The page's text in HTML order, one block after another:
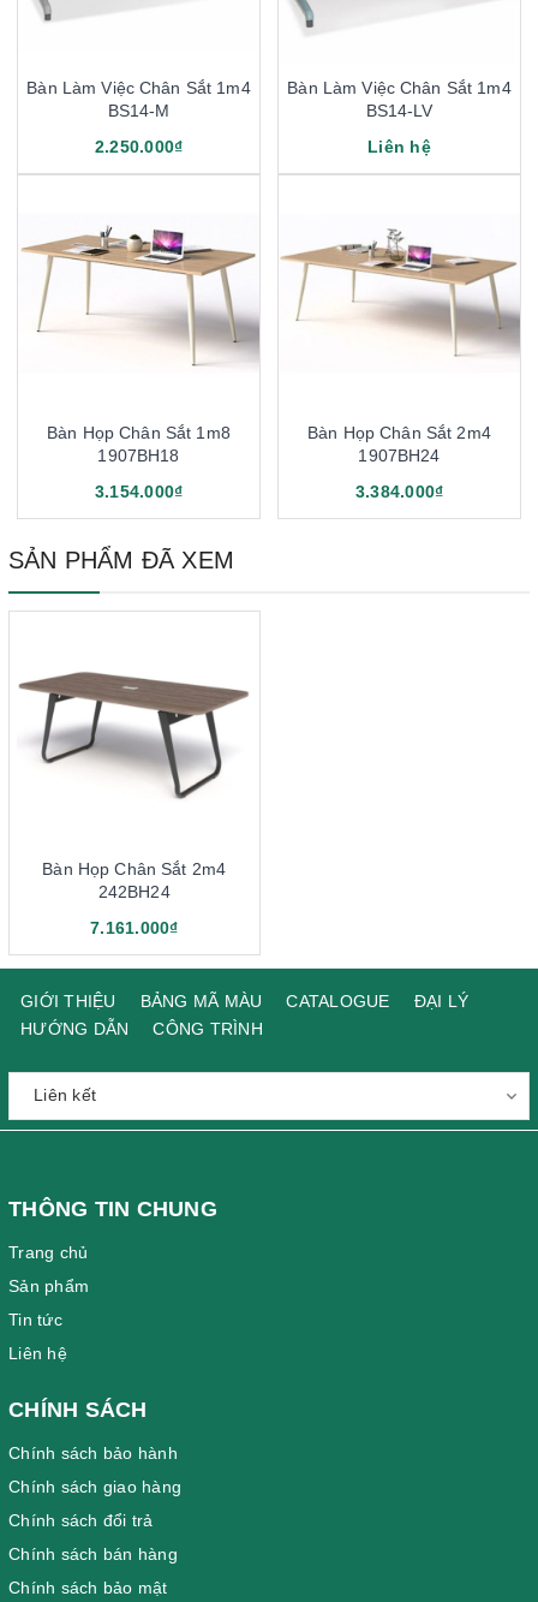
Bàn Làm Việc Chân Sắt 1m4
BS14-M
2.250.000₫
Bàn Làm Việc Chân Sắt 1m4
BS14-LV
Liên hệ
Bàn Họp Chân Sắt 1m8
1907BH18
3.154.000₫
Bàn Họp Chân Sắt 2m4
1907BH24
3.384.000₫
SẢN PHẨM ĐÃ XEM
Bàn Họp Chân Sắt 2m4
242BH24
7.161.000₫
GIỚI THIỆU BẢNG MÃ MÀU CATALOGUE
ĐẠI LÝ
HƯỚNG DẪN
CÔNG TRÌNH
THÔNG TIN CHUNG
Trang chủ
Sản phẩm
Tin tức
Liên hệ
CHÍNH SÁCH
Chính sách bảo hành
Chính sách giao hàng
Chính sách đổi trả
Chính sách bán hàng
Chính sách bảo mật